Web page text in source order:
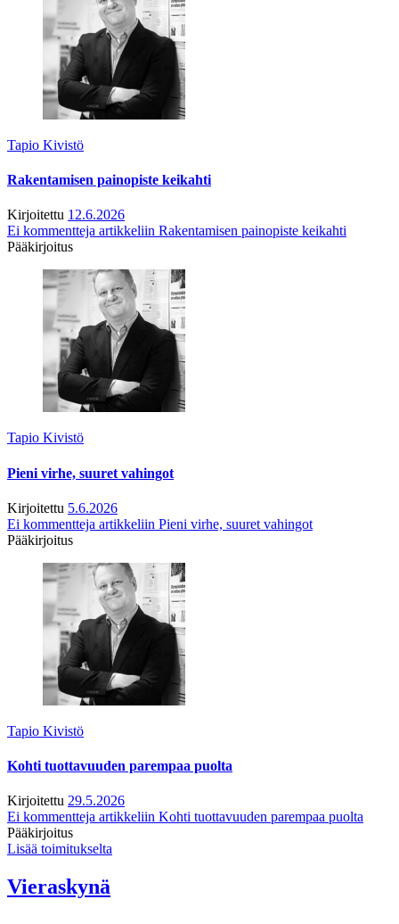
Tapio Kivistö
Rakentamisen painopiste keikahti
Kirjoitettu 12.6.2026
Ei kommentteja artikkeliin Rakentamisen painopiste keikahti
Pääkirjoitus
Tapio Kivistö
Pieni virhe, suuret vahingot
Kirjoitettu 5.6.2026
Ei kommentteja artikkeliin Pieni virhe, suuret vahingot
Pääkirjoitus
Tapio Kivistö
Kohti tuottavuuden parempaa puolta
Kirjoitettu 29.5.2026
Ei kommentteja artikkeliin Kohti tuottavuuden parempaa puolta
Pääkirjoitus
Lisää toimitukselta
Vieraskynä